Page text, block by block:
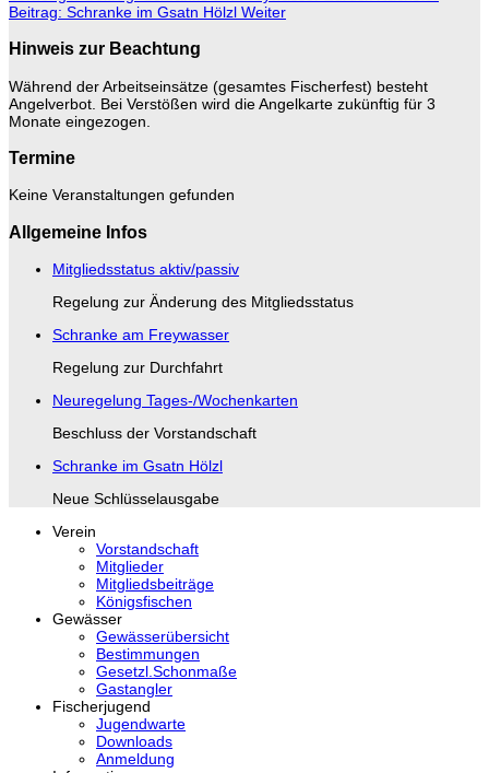
Beitrag: Schranke im Gsatn Hölzl Weiter
Hinweis zur Beachtung
Während der Arbeitseinsätze (gesamtes Fischerfest) besteht
Angelverbot. Bei Verstößen wird die Angelkarte zukünftig für 3
Monate eingezogen.
Termine
Keine Veranstaltungen gefunden
Allgemeine Infos
Mitgliedsstatus aktiv/passiv
Regelung zur Änderung des Mitgliedsstatus
Schranke am Freywasser
Regelung zur Durchfahrt
Neuregelung Tages-/Wochenkarten
Beschluss der Vorstandschaft
Schranke im Gsatn Hölzl
Neue Schlüsselausgabe
Verein
Vorstandschaft
Mitglieder
Mitgliedsbeiträge
Königsfischen
Gewässer
Gewässerübersicht
Bestimmungen
Gesetzl.Schonmaße
Gastangler
Fischerjugend
Jugendwarte
Downloads
Anmeldung